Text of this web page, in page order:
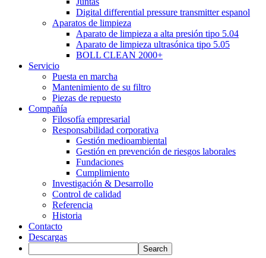
Digital differential pressure transmitter espanol
Aparatos de limpieza
Aparato de limpieza a alta presión tipo 5.04
Aparato de limpieza ultrasónica tipo 5.05
BOLL CLEAN 2000+
Servicio
Puesta en marcha
Mantenimiento de su filtro
Piezas de repuesto
Compañía
Filosofía empresarial
Responsabilidad corporativa
Gestión medioambiental
Gestión en prevención de riesgos laborales
Fundaciones
Cumplimiento
Investigación & Desarrollo
Control de calidad
Referencia
Historia
Contacto
Descargas
Search